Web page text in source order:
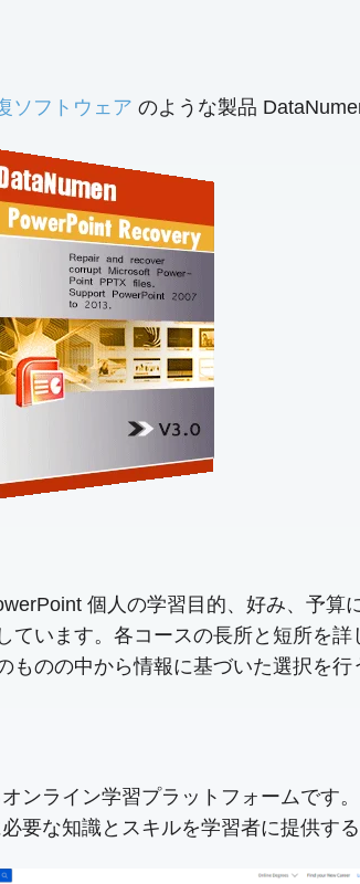
ソフトウェア のような製品
個人の学習目的、好み、予算
います。各コースの長所と短所を
のの中から情報に基づいた選択を行
ンライン学習プラットフォームです
要な知識とスキルを学習者に提供する